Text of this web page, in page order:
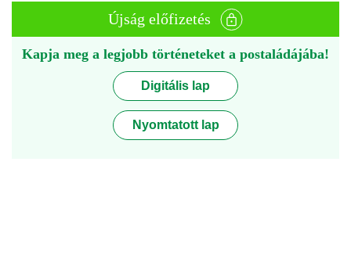
Újság előfizetés
Kapja meg a legjobb történeteket a postaládájába!
Digitális lap
Nyomtatott lap